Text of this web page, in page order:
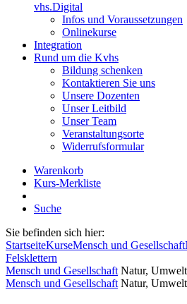
vhs.Digital
Infos und Voraussetzungen
Onlinekurse
Integration
Rund um die Kvhs
Bildung schenken
Kontaktieren Sie uns
Unsere Dozenten
Unser Leitbild
Unser Team
Veranstaltungsorte
Widerrufsformular
Warenkorb
Kurs-Merkliste
Suche
Sie befinden sich hier:
StartseiteKurseMensch und Gesellschaft
Felsklettern
Mensch und Gesellschaft Natur,
Mensch und Gesellschaft Natur,